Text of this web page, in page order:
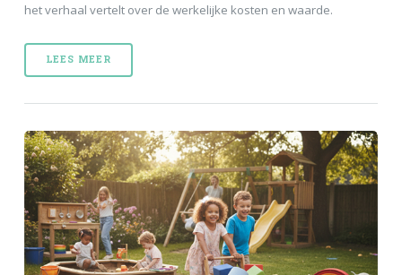
het verhaal vertelt over de werkelijke kosten en waarde.
LEES MEER